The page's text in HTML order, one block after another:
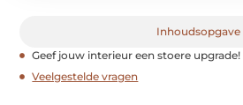
Inhoudsopgave
Geef jouw interieur een stoere upgrade!
Veelgestelde vragen